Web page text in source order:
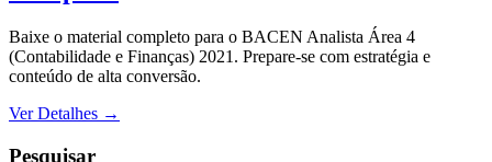
Baixe o material completo para o BACEN Analista Área 4
(Contabilidade e Finanças) 2021. Prepare-se com estratégia e
conteúdo de alta conversão.
Ver Detalhes →
Pesquisar